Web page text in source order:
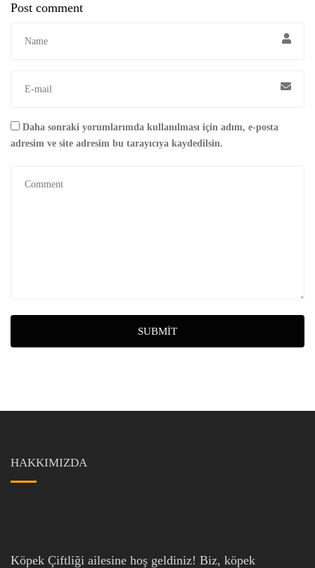
Post comment
Daha sonraki yorumlarımda kullanılması için adım, e-posta
adresim ve site adresim bu tarayıcıya kaydedilsin.
SUBMIT
HAKKIMIZDA
Köpek Çiftliği ailesine hoş geldiniz! Biz, köpek